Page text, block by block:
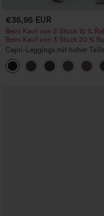
€35,95 EUR
Beim Kauf von 2 Stück 10 %
Beim Kauf von 3 Stück 20 %
Capri-Leggings mit hoher
seitlichen Taschen